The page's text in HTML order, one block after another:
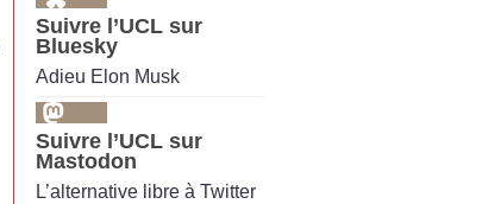
Suivre l’UCL sur
Bluesky
Adieu Elon Musk
Suivre l’UCL sur
Mastodon
L’alternative libre à Twitter